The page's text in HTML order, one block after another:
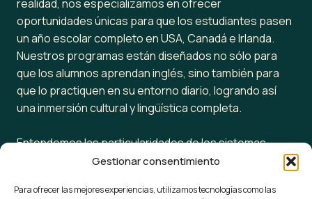
Gestionar consentimiento
Para ofrecer las mejores experiencias, utilizamos tecnologías como las
realidad, nos especializamos en ofrecer
oportunidades únicas para que los estudiantes pasen
un año escolar completo en USA, Canadá e Irlanda.
Nuestros programas están diseñados no sólo para
que los alumnos aprendan inglés, sino también para
que lo practiquen en su entorno diario, logrando así
una inmersión cultural y lingüística completa.
Entendemos las particularidades de los sistemas
educativos en estos países, sabemos cuándo inicia y
tu hijo a adaptarse a ellos, ya sea en colegios públicos